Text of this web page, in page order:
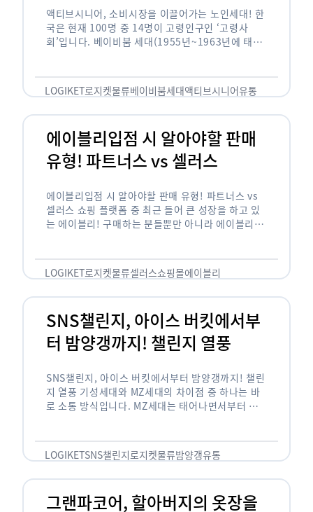
액티브시니어, 소비시장을 이끌어가는 노인세대! 한
국은 현재 100명 중 14명이 고령인구인 ‘고령사
회’입니다. 베이비붐 세대(1955년~1963년에 태어
오고 있습니다. 하지만 사회가 늙어가는 …
LOGIKET로지켓물류베이비붐세대액티브시니어유통
에이블리입점 시 알아야할 판매
유형! 파트너스 vs 셀러스
에이블리입점 시 알아야할 판매 유형! 파트너스 vs
셀러스 쇼핑 플랫폼 중 최근 들어 큰 성장을 하고 있
는 에이블리! 구매하는 분들뿐만 아니라 에이블리에
LOGIKET로지켓물류셀러스쇼핑몰에이블리
SNS챌린지, 아이스 버킷에서부
터 밤양갱까지! 챌린지 열풍
SNS챌린지, 아이스 버킷에서부터 밤양갱까지! 챌린
지 열풍 기성세대와 MZ세대의 차이점 중 하나는 바
로 소통 방식입니다. MZ세대는 태어나면서부터 디
도 능숙한 …
LOGIKETSNS챌린지로지켓물류밤양갱유통
그랜파코어, 할아버지의 옷장을